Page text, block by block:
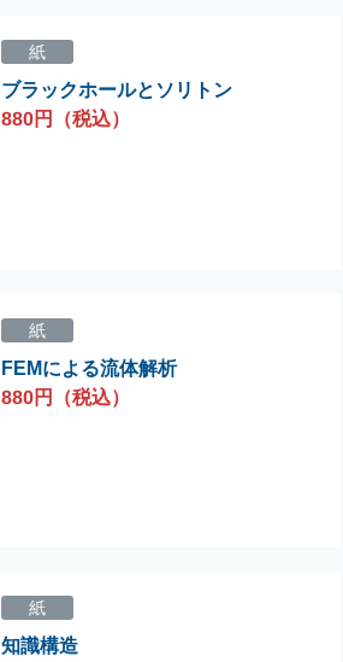
紙
ブラックホールとソリトン
880円（税込）
紙
FEMによる流体解析
880円（税込）
紙
知識構造